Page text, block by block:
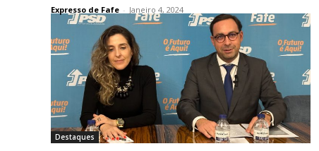
Expresso de Fafe - Janeiro 4, 2024
Destaques